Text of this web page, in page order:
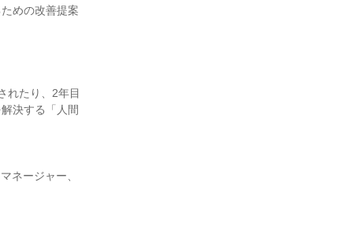
めの改善提案
れたり、2年目
決する「人間
ネージャー、